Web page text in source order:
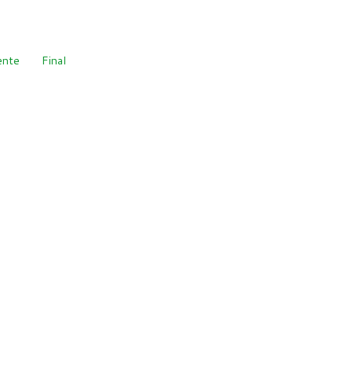
Final